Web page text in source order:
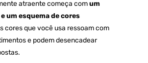
atraente começa comum
um esquema de cores
cores que você usa ressoam com
e podem desencadear